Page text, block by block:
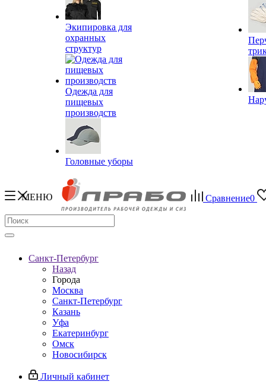
Экипировка для
охранных
структур
Одежда для
пищевых
производств
Головные уборы
МЕНЮ Сравнение0
Санкт-Петербург
Назад
Города
Москва
Санкт-Петербург
Казань
Уфа
Екатеринбург
Омск
Новосибирск
Личный кабинет